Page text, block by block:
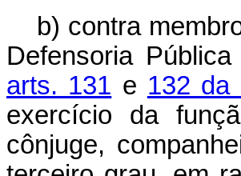
b) contra
Defensoria
arts. 131 e 132 da
exercício da
cônjuge,